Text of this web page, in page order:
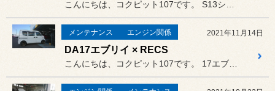
メンテナンス エンジン関係 2021年11月14日
DA17エブリイ × RECS